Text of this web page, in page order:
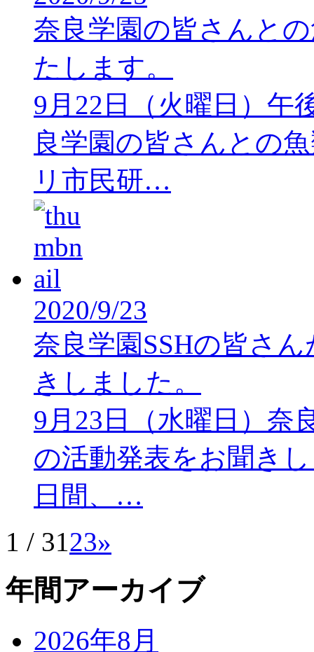
奈良学園の皆さんと
たします。
9月22日（火曜日）午
良学園の皆さんとの
リ市民研…
2020/9/23
奈良学園SSHの皆さ
きしました。
9月23日（水曜日）奈
の活動発表をお聞き
日間、…
1 / 3123»
年間アーカイブ
2026年8月